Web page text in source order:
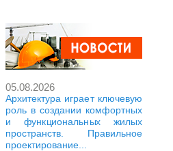
05.08.2026
Архитектура играет ключевую
роль в создании комфортных
и функциональных жилых
пространств. Правильное
проектирование...